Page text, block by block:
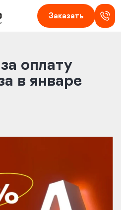
рекламы в Кирове — Торнадо
Заказать
оплату
в январе